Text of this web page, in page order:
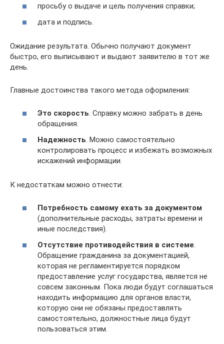
просьбу о выдаче и цель получения справки;
дата и подпись.
Ожидание результата. Обычно получают документ
быстро, его выписывают и выдают заявителю в тот же
день.
Главные достоинства такого метода оформления:
Это скорость. Справку можно забрать в день
обращения.
Надежность. Можно самостоятельно
контролировать процесс и избежать возможных
искажений информации.
К недостаткам можно отнести:
Потребность самому ехать за документом
(дополнительные расходы, затраты времени и
иные последствия).
Отсутствие противодействия в системе.
Обращение гражданина за документацией,
которая не регламентируется порядком
предоставление услуг государства, является не
совсем законным. Пока люди будут соглашаться
находить информацию для органов власти,
которую они не обязаны предоставлять
самостоятельно, должностные лица будут
пользоваться этим.